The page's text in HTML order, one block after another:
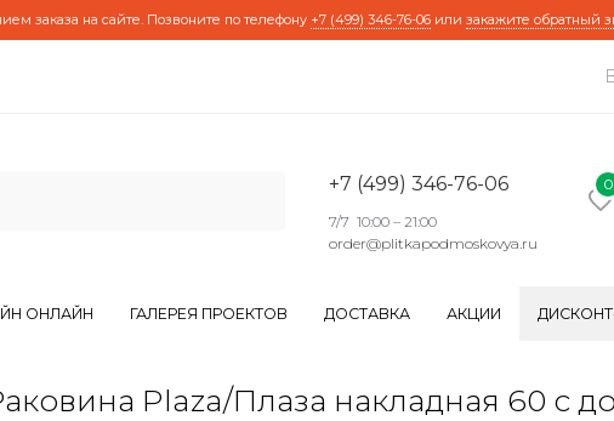
заказа на сайте. Позвоните по телефону +7 (499) 346-76-06 или закажите обратный
+7 (499) 346-76-06
7/7 10:00 – 21:00
order@plitkapodmoskovya.ru
0
ОНЛАЙН ГАЛЕРЕЯ ПРОЕКТОВ ДОСТАВКА АКЦИИ
Plaza/Плаза накладная 60 с